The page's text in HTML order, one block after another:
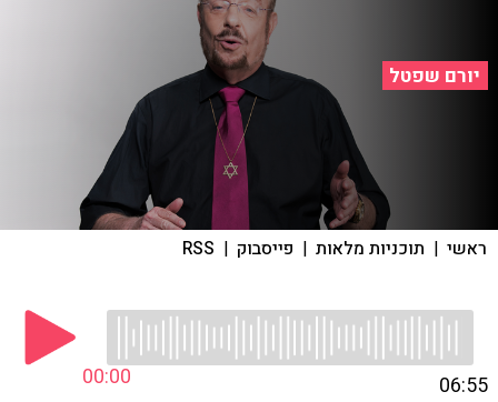
יורם שפטל
ראשי | תוכניות מלאות | פייסבוק |
RSS
00:00 06:55